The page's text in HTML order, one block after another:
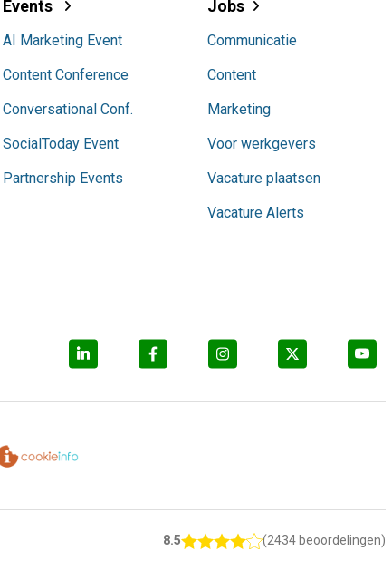
Events
AI Marketing Event
Content Conference
Conversational Conf.
SocialToday Event
Partnership Events
Jobs
Communicatie
Content
Marketing
Voor werkgevers
Vacature plaatsen
Vacature Alerts
8.5 (2434 beoordelingen)